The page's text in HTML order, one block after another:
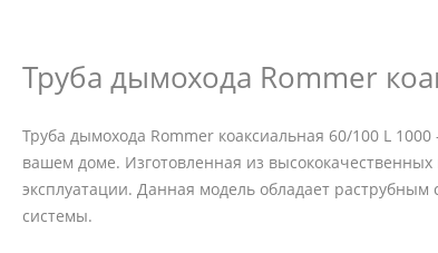
Труба дымохода Rommer
Труба дымохода Rommer коаксиальная 60/100 L
вашем доме. Изготовленная из
эксплуатации. Данная модель обладает
системы.